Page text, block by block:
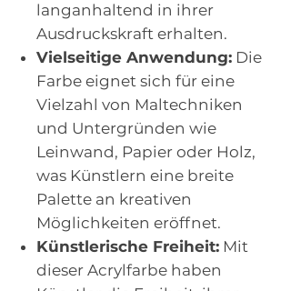
langanhaltend in ihrer
Ausdruckskraft erhalten.
Vielseitige Anwendung: Die
Farbe eignet sich für eine
Vielzahl von Maltechniken
und Untergründen wie
Leinwand, Papier oder Holz,
was Künstlern eine breite
Palette an kreativen
Möglichkeiten eröffnet.
Künstlerische Freiheit: Mit
dieser Acrylfarbe haben